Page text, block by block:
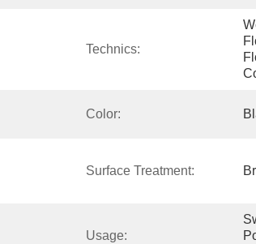
Technics:
Color:
Surface Treatment:
Usage: